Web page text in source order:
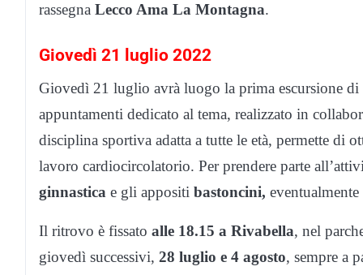
rassegna Lecco Ama La Montagna.
Giovedì 21 luglio 2022
Giovedì 21 luglio avrà luogo la prima escursione di
appuntamenti dedicato al tema, realizzato in
disciplina sportiva adatta a tutte le età, permette di
lavoro cardiocircolatorio. Per prendere parte
ginnastica e gli appositi bastoncini,
Il ritrovo è fissato alle 18.15 a Rivabella, nel
giovedì successivi, 28 luglio e 4 agosto, sempre a